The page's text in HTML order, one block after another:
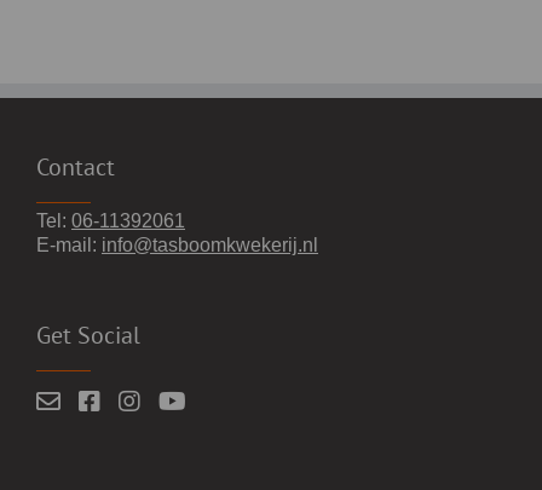
Contact
Tel: 06-11392061
E-mail: info@tasboomkwekerij.nl
Get Social